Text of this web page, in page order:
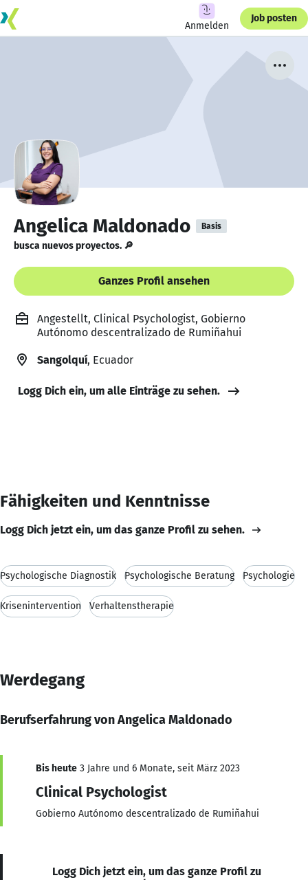
Anmelden
Job posten
Angelica Maldonado Basis
busca nuevos proyectos. 🔎
Ganzes Profil ansehen
Angestellt, Clinical Psychologist, Gobierno
Autónomo descentralizado de Rumiñahui
Sangolquí, Ecuador
Logg Dich ein, um alle Einträge zu sehen.
Fähigkeiten und Kenntnisse
Logg Dich jetzt ein, um das ganze Profil zu sehen.
Psychologische Diagnostik Psychologische Beratung Psychologie
Krisenintervention Verhaltenstherapie
Werdegang
Berufserfahrung von Angelica Maldonado
Bis heute 3 Jahre und 6 Monate, seit März 2023
Clinical Psychologist
Gobierno Autónomo descentralizado de Rumiñahui
Logg Dich jetzt ein, um das ganze Profil zu